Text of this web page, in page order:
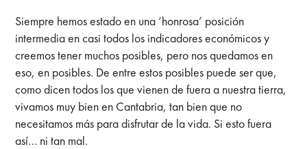
Siempre hemos estado en una ‘honrosa’ posición
intermedia en casi todos los indicadores económicos y
creemos tener muchos posibles, pero nos quedamos en
eso, en posibles. De entre estos posibles puede ser que,
como dicen todos los que vienen de fuera a nuestra tierra,
vivamos muy bien en Cantabria, tan bien que no
necesitamos más para disfrutar de la vida. Si esto fuera
así… ni tan mal.